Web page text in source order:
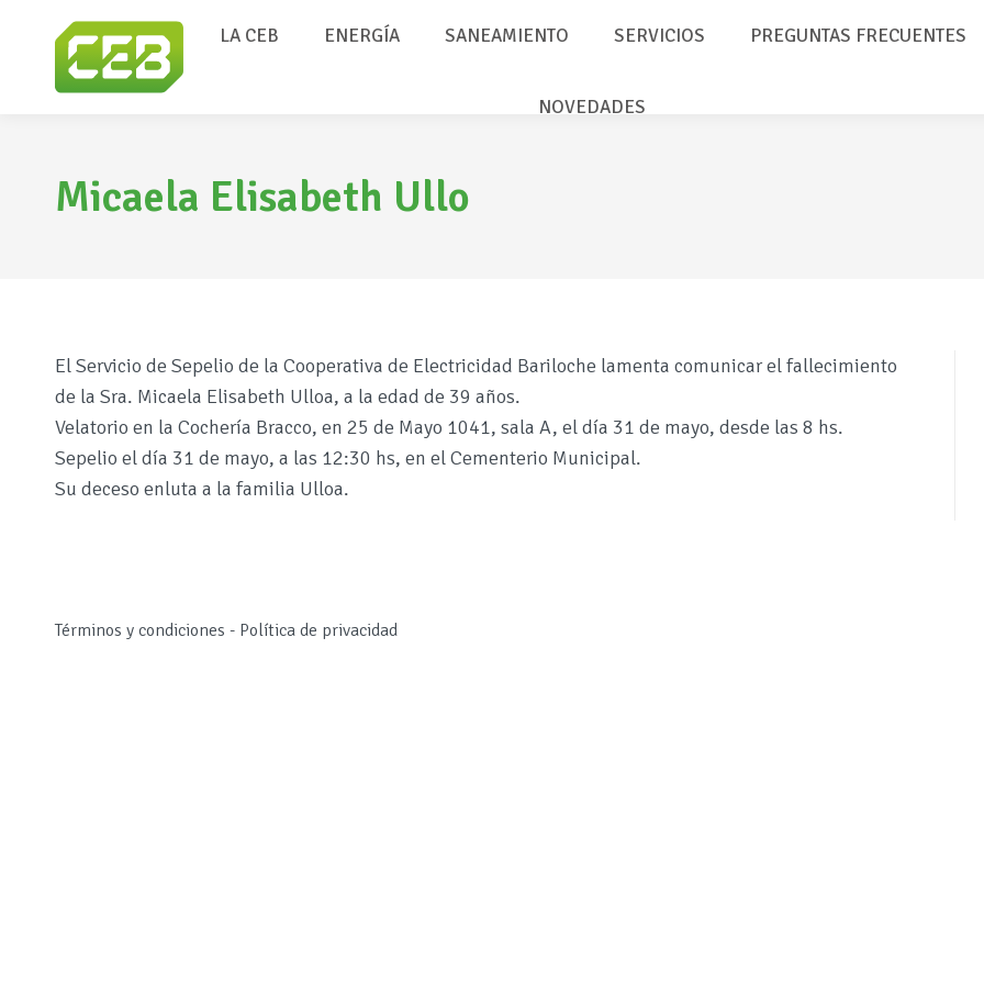
LA CEB ENERGÍA SANEAMIENTO SERVICIOS PREGUNTAS FRECUENTES
NOVEDADES
Micaela Elisabeth Ullo
El Servicio de Sepelio de la Cooperativa de Electricidad Bariloche lamenta comunicar el fallecimiento
de la Sra. Micaela Elisabeth Ulloa, a la edad de 39 años.
Velatorio en la Cochería Bracco, en 25 de Mayo 1041, sala A, el día 31 de mayo, desde las 8 hs.
Sepelio el día 31 de mayo, a las 12:30 hs, en el Cementerio Municipal.
Su deceso enluta a la familia Ulloa.
Términos y condiciones - Política de privacidad